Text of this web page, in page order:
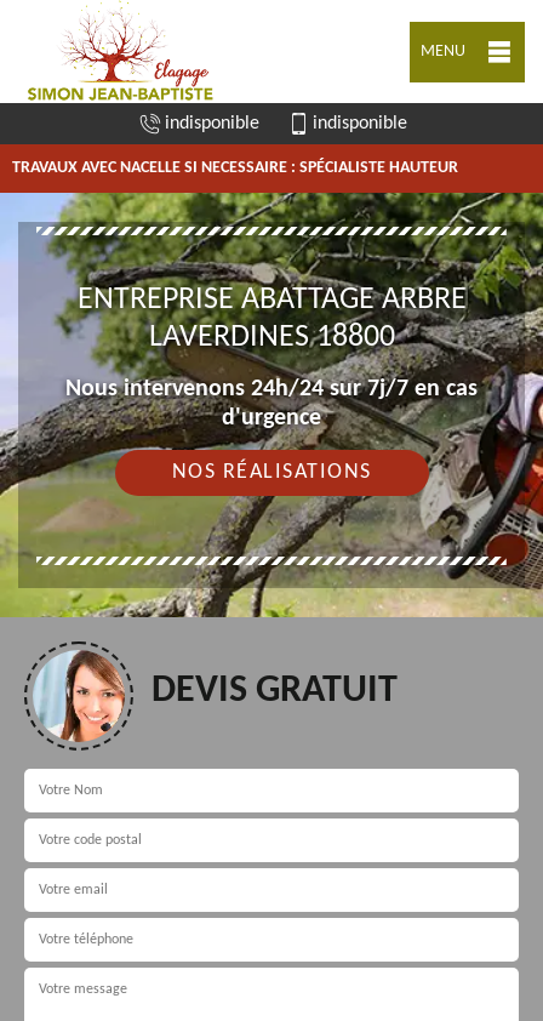
MENU
indisponible indisponible
TRAVAUX AVEC NACELLE SI NECESSAIRE : SPÉCIALISTE HAUTEUR
ENTREPRISE ABATTAGE ARBRE
LAVERDINES 18800
Nous intervenons 24h/24 sur 7j/7 en cas
d'urgence
NOS RÉALISATIONS
DEVIS GRATUIT